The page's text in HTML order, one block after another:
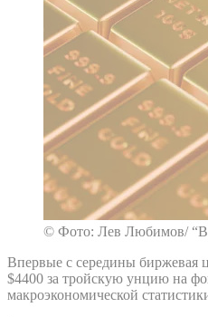
© Фото: Лев Любимов/
Впервые с середины биржевая
$4400 за тройскую унцию на
макроэкономической